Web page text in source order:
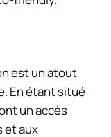
est un atout
En étant situé
un accès
et aux